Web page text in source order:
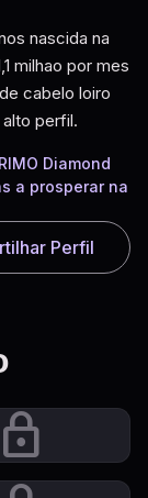
nascida na
milhao por mes
cabelo loiro
perfil.
Diamond
a prosperar na
Perfil
lock